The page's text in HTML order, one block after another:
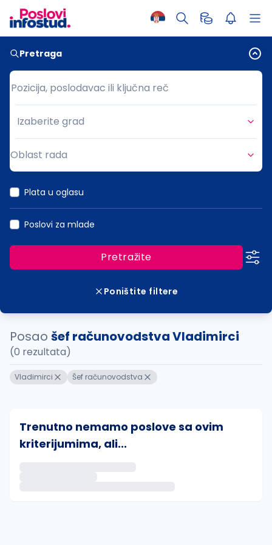
Pretraga
Pozicija, poslodavac ili ključna reč
Pozicija, poslodavac ili ključna reč
Grad
Izaberite grad
Oblast rada
Plata u oglasu
Poslovi za mlade
Pretražite
Poništite filtere
Posao šef računovodstva Vladimirci
(0 rezultata)
Vladimirci Šef računovodstva
Trenutno nemamo poslove sa ovim
kriterijumima, ali...